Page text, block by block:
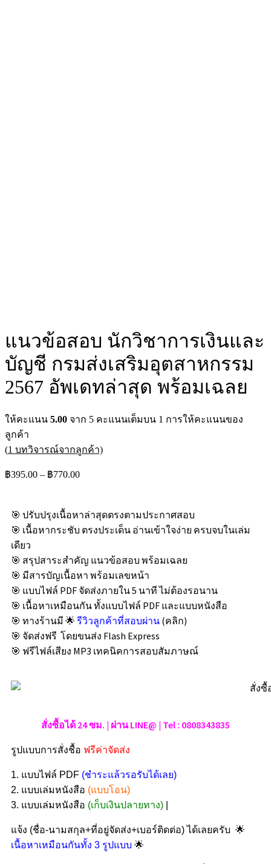
แนวข้อสอบ นักวิชาการเงินและ
บัญชี กรมส่งเสริมอุตสาหกรรม
2567 อัพเดทล่าสุด พร้อมเฉลย
ให้คะแนน 5.00 จาก 5 คะแนนเต็มบน 1 การให้คะแนนของ
ลูกค้า
(1 บทวิจารณ์จากลูกค้า)
฿395.00 – ฿770.00
🎯 ปรับปรุงเนื้อหาล่าสุดตรงตามประกาศสอบ
🎯 เนื้อหากระชับ ตรงประเด็น อ่านเข้าใจง่าย ครบจบในเล่ม
เดียว
🎯 สรุปสาระสำคัญ แนวข้อสอบ พร้อมเฉลย
🎯 มีสารบัญเนื้อหา พร้อมเลขหน้า
🎯 แบบไฟล์ PDF จัดส่งภายใน 5 นาที ไม่ต้องรอนาน
🎯 เนื้อหาเหมือนกัน ทั้งแบบไฟล์ PDF และแบบหนังสือ
🎯 ทางร้านมี 🌟 รีวิวลูกค้าที่สอบผ่าน (คลิก)
🎯 จัดส่งฟรี โดยขนส่ง Flash Express
🎯 ฟรีไฟล์เสียง MP3 เทคนิคการสอบสัมภาษณ์
สั่งซื้อได้ 24 ซม. | ผ่าน LINE@ | Tel : 0808343835
รูปแบบการสั่งชื้อ ฟรีค่าจัดส่ง
1. แบบไฟล์ PDF (ชำระแล้วรอรับได้เลย)
2. แบบเล่มหนังสือ (แบบโอน)
3. แบบเล่มหนังสือ (เก็บเงินปลายทาง)
แจ้ง (ชื่อ-นามสกุล+ที่อยู่จัดส่ง+เบอร์ติดต่อ) ได้เลยครับ 🌟
เนื้อหาเหมือนกันทั้ง 3 รูปแบบ 🌟